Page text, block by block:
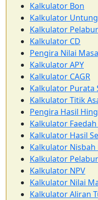
Kalkulator Bon
Kalkulator
Kalkulator
Kalkulator CD
Pengira Nilai
Kalkulator APY
Kalkulator CAGR
Kalkulator Purata
Kalkulator Titik
Pengira Hasil
Kalkulator
Kalkulator Hasil
Kalkulator Nisbah
Kalkulator
Kalkulator NPV
Kalkulator Nilai
Kalkulator Aliran